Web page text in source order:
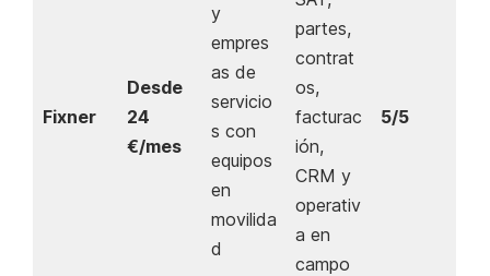
Fixner
Desde
24
€/mes
y
empres
as de
servicio
s con
equipos
en
movilida
d
partes,
contrat
os,
facturac
ión,
CRM y
operativ
a en
campo
5/5